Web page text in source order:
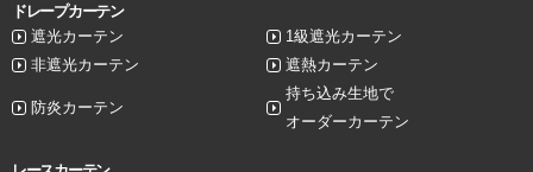
ドレープカーテン
遮光カーテン
1級遮光カーテン
非遮光カーテン
遮熱カーテン
防炎カーテン
持ち込み生地で
オーダーカーテン